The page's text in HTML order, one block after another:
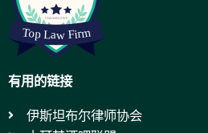
有用的链接
伊斯坦布尔律师协会